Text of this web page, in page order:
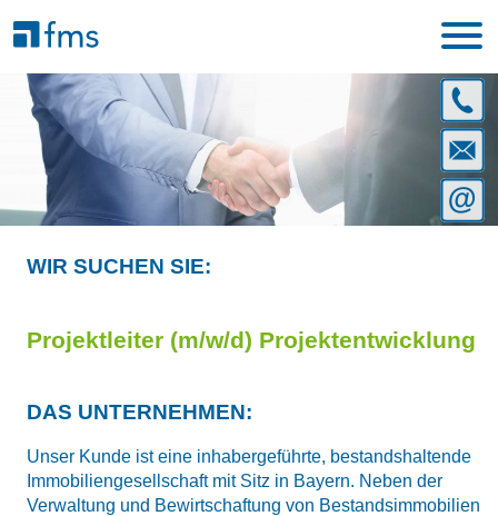
+49228
25904
-fms
GmbH
|
E-
WIR SUCHEN SIE:
Projektleiter (m/w/d) Projektentwicklung
DAS UNTERNEHMEN:
Unser Kunde ist eine inhabergeführte, bestandshaltende
Immobiliengesellschaft mit Sitz in Bayern. Neben der
Verwaltung und Bewirtschaftung von Bestandsimmobilien